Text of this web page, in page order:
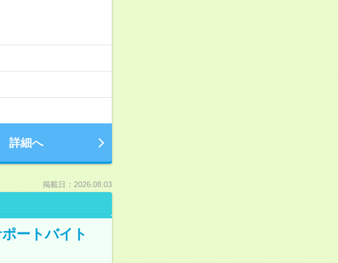
詳細へ
掲載日：2026.08.03
ートバイト